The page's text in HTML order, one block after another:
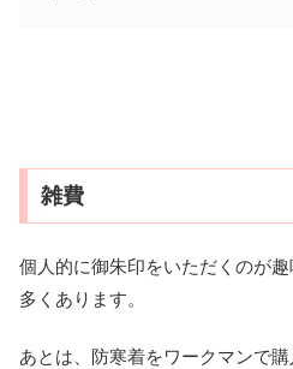
雑費
個人的に御朱印をいただくのが
多くあります。
あとは、防寒着をワークマンで購